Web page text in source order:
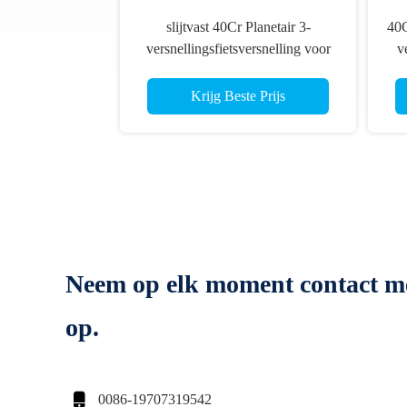
slijtvast 40Cr Planetair 3-
versnellingsfietsversnelling voor
hubverschakelingssystemen
Krijg Beste Prijs
Neem op elk moment contact
op.
 0086-19707319542